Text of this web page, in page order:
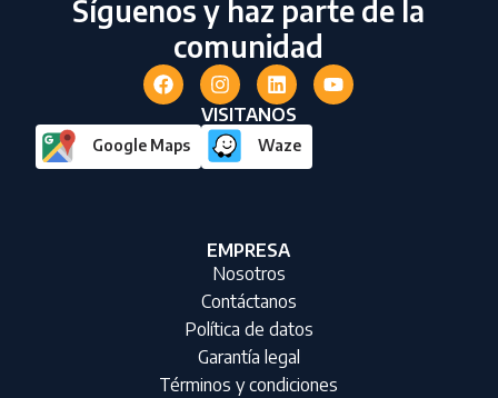
Síguenos y haz parte de la
comunidad
VISITANOS
Google Maps Waze
EMPRESA
Nosotros
Contáctanos
Política de datos
Garantía legal
Términos y condiciones